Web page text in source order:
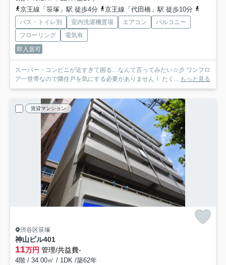
京王線「笹塚」駅 徒歩4分
京王線「代田橋」駅 徒歩10分
バス・トイレ別 室内洗濯機置場 エアコン
バルコニー
フローリング
電気有
即入居可
スーパー・コンビニが近すぎて困る…なんて言ってみたい☆彡 ワンフロ
ア一世帯なので隣住戸を気にする必要がありません！ たく... もっと見る
賃貸マンション
渋谷区笹塚
神山ビル401
11万円 管理/共益費-
4階 / 34.00㎡ / 1DK /築62年